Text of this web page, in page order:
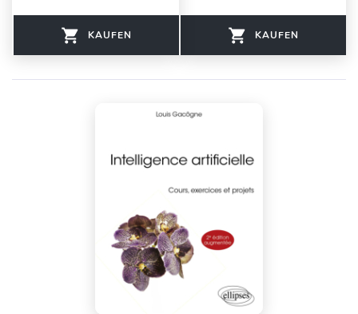
KAUFEN KAUFEN